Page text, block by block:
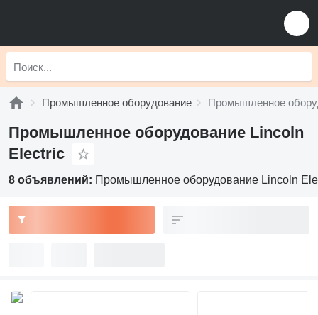
Промышленное оборудование Промышленное
Промышленное оборудование Lincoln
Electric
8 объявлений: Промышленное оборудование Lincoln